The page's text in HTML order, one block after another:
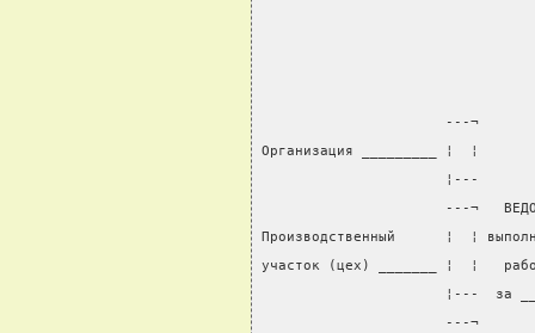
                      ---¬
Организация _________ ¦  ¦
                      ¦---
---¬
Производственный      ¦  ¦
участок (цех) _______ ¦  ¦
¦---  за
---¬